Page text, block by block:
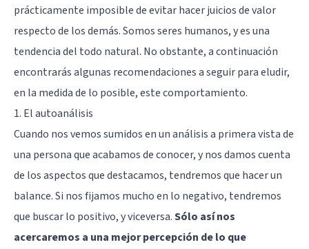
prácticamente imposible de evitar hacer juicios de valor
respecto de los demás. Somos seres humanos, y es una
tendencia del todo natural. No obstante, a continuación
encontrarás algunas recomendaciones a seguir para eludir,
en la medida de lo posible, este comportamiento.
1. El autoanálisis
Cuando nos vemos sumidos en un análisis a primera vista de
una persona que acabamos de conocer, y nos damos cuenta
de los aspectos que destacamos, tendremos que hacer un
balance. Si nos fijamos mucho en lo negativo, tendremos
que buscar lo positivo, y viceversa.Sólo así nos
acercaremos a una mejor percepción de lo que